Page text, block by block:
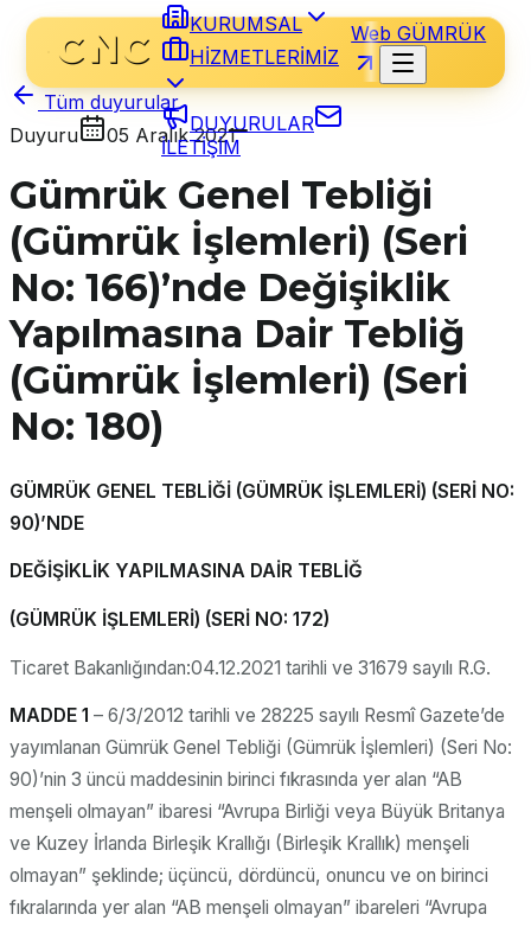
KURUMSAL
HİZMETLERİMİZ
DUYURULAR
İLETİŞİM
Web GÜMRÜK
Tüm duyurular
Duyuru
05 Aralık 2021
Gümrük Genel Tebliği
(Gümrük İşlemleri) (Seri
No: 166)’nde Değişiklik
Yapılmasına Dair Tebliğ
(Gümrük İşlemleri) (Seri
No: 180)
GÜMRÜK GENEL TEBLİĞİ (GÜMRÜK İŞLEMLERİ) (SERİ NO:
90)’NDE
DEĞİŞİKLİK YAPILMASINA DAİR TEBLİĞ
(GÜMRÜK İŞLEMLERİ) (SERİ NO: 172)
Ticaret Bakanlığından:04.12.2021 tarihli ve 31679 sayılı R.G.
MADDE 1 – 6/3/2012 tarihli ve 28225 sayılı Resmî Gazete’de
yayımlanan Gümrük Genel Tebliği (Gümrük İşlemleri) (Seri No:
90)’nin 3 üncü maddesinin birinci fıkrasında yer alan “AB
menşeli olmayan” ibaresi “Avrupa Birliği veya Büyük Britanya
ve Kuzey İrlanda Birleşik Krallığı (Birleşik Krallık) menşeli
olmayan” şeklinde; üçüncü, dördüncü, onuncu ve on birinci
fıkralarında yer alan “AB menşeli olmayan” ibareleri “Avrupa